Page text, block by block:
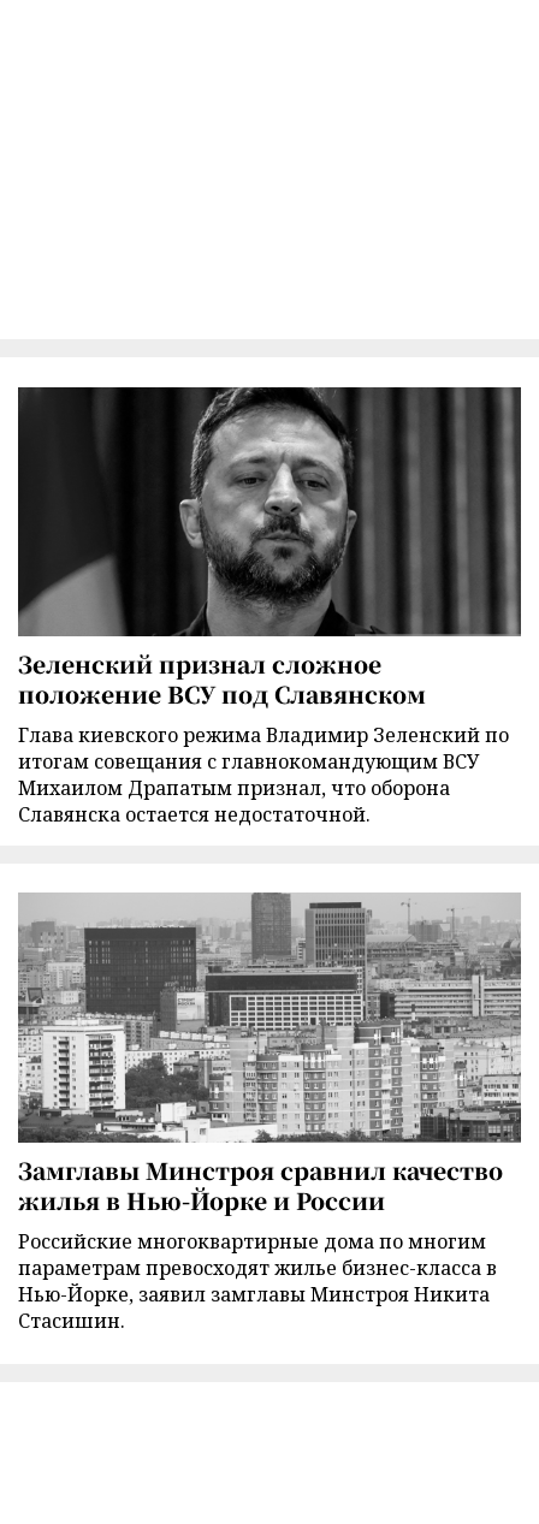
Зеленский признал сложное
положение ВСУ под Славянском
Глава киевского режима Владимир Зеленский по
итогам совещания с главнокомандующим ВСУ
Михаилом Драпатым признал, что оборона
Славянска остается недостаточной.
Замглавы Минстроя сравнил качество
жилья в Нью-Йорке и России
Российские многоквартирные дома по многим
параметрам превосходят жилье бизнес-класса в
Нью-Йорке, заявил замглавы Минстроя Никита
Стасишин.